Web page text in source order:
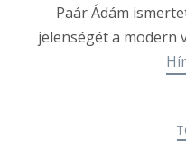
Paár Ádám
jelenségét a modern